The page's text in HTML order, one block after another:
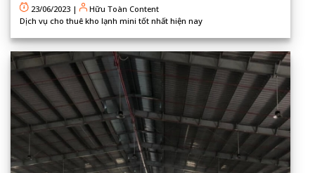
23/06/2023 |
Hữu Toàn Content
Dịch vụ cho thuê kho lạnh mini tốt nhất hiện nay